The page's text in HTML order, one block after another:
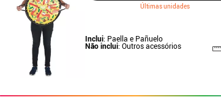
Últimas unidades
Inclui: Paella e Pañuelo
Não inclui: Outros acessórios